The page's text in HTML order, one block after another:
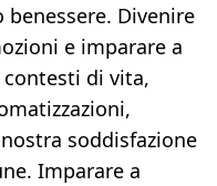
Divenire
e imparare a
di vita,
soddisfazione
Imparare a